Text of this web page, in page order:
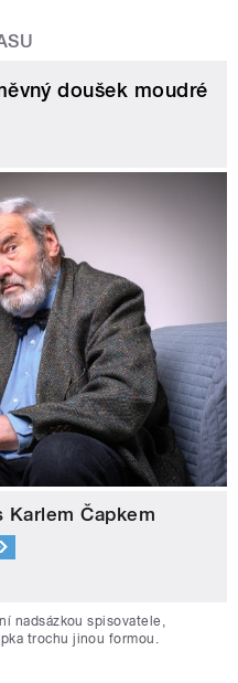
doušek moudré
Karlem Čapkem
nadsázkou spisovatele,
trochu jinou formou.